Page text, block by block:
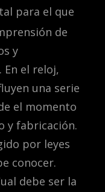
para el que
de
y
En el reloj,
una serie
el momento
y fabricación.
por leyes
conocer.
debe ser la